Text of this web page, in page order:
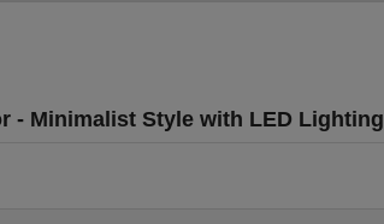
- Minimalist Style with LED Lighting